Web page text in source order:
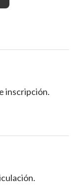
inscripción.